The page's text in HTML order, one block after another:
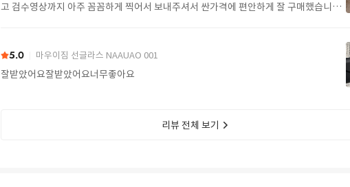
고 검수영상까지 아주 꼼꼼하게 찍어서 보내주셔서 싼가격에 편안하게 잘 구매했습니다.
5.0 마우이짐 선글라스 NAAUAO 001
잘받았어요잘받았어요너무좋아요
리뷰 전체 보기